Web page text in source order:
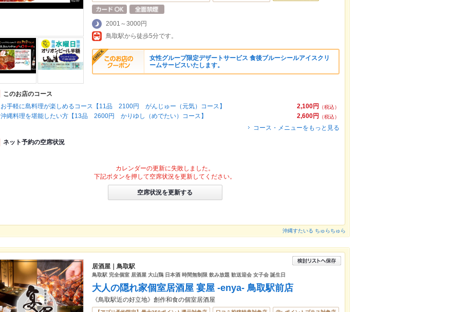
2001～3000円
鳥取駅から徒歩5分です。
女性グループ限定デザートサービス 食後ブルーシールアイスクリ
ームサービスいたします。
このお店のコース
2,100円
（税込）
お手軽に島料理が楽しめるコース【11品 2100円 がんじゅー（元気）コース】
2,600円
（税込）
沖縄料理を堪能したい方【13品 2600円 かりゆし（めでたい）コース】
コース・メニューをもっと見る
ネット予約の空席状況
カレンダーの更新に失敗しました。
下記ボタンを押して空席状況を更新してください。
空席状況を更新する
沖縄すたいる ちゅらちゅら
居酒屋｜鳥取駅
鳥取駅 完全個室 居酒屋 大山鶏 日本酒 時間無制限 飲み放題 歓送迎会 女子会 誕生日
大人の隠れ家個室居酒屋 宴屋 -enya- 鳥取駅前店
《鳥取駅近の好立地》創作和食の個室居酒屋